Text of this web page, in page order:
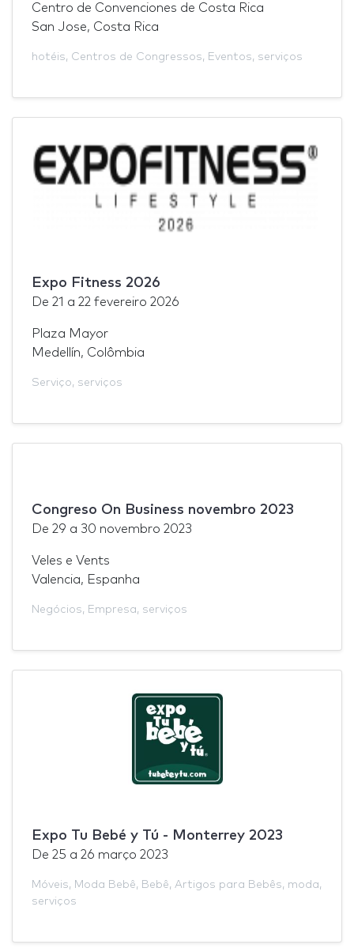
Centro de Convenciones de Costa Rica
San Jose, Costa Rica
hotéis, Centros de Congressos, Eventos, serviços
Expo Fitness 2026
De 21 a 22 fevereiro 2026
Plaza Mayor
Medellín, Colômbia
Serviço, serviços
Congreso On Business novembro 2023
De 29 a 30 novembro 2023
Veles e Vents
Valencia, Espanha
Negócios, Empresa, serviços
Expo Tu Bebé y Tú - Monterrey 2023
De 25 a 26 março 2023
Móveis, Moda Bebê, Bebê, Artigos para Bebês, moda,
serviços